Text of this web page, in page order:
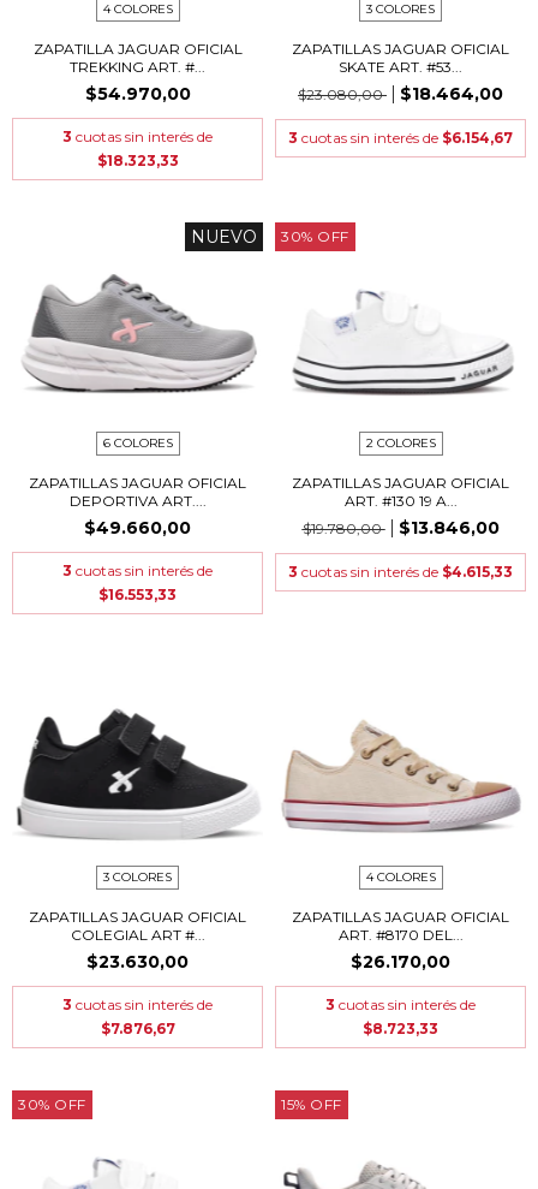
4 COLORES
ZAPATILLA JAGUAR OFICIAL
TREKKING ART. #...
$54.970,00
3 cuotas sin interés de
$18.323,33
3 COLORES
ZAPATILLAS JAGUAR OFICIAL
SKATE ART. #53...
$23.080,00
$18.464,00
3 cuotas sin interés de $6.154,67
NUEVO
6 COLORES
ZAPATILLAS JAGUAR OFICIAL
DEPORTIVA ART....
$49.660,00
3 cuotas sin interés de
$16.553,33
30% OFF
2 COLORES
ZAPATILLAS JAGUAR OFICIAL
ART. #130 19 A...
$19.780,00
$13.846,00
3 cuotas sin interés de $4.615,33
3 COLORES
ZAPATILLAS JAGUAR OFICIAL
COLEGIAL ART #...
$23.630,00
3 cuotas sin interés de
$7.876,67
4 COLORES
ZAPATILLAS JAGUAR OFICIAL
ART. #8170 DEL...
$26.170,00
3 cuotas sin interés de
$8.723,33
30% OFF 15% OFF